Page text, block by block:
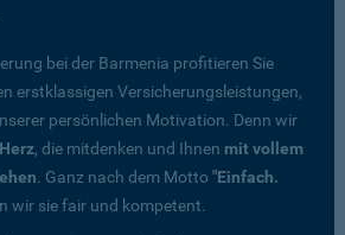
bei der Barmenia profitieren Sie
erstklassigen Versicherungsleistungen,
persönlichen Motivation. Denn wir
, die mitdenken und Ihnen mit vollem
. Ganz nach dem Motto"Einfach.
wir sie fair und kompetent.